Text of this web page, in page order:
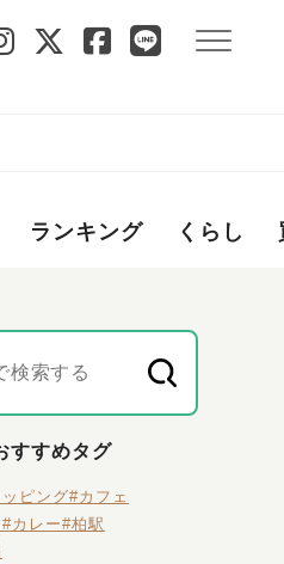
ランキング くらし
すすめタグ
ピング#カフェ
#カレー#柏駅